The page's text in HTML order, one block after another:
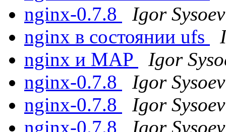
nginx-0.7.8
Igor Sysoev
nginx в состоянии ufs
nginx и MAP
Igor
nginx-0.7.8
Igor Sysoev
nginx-0.7.8
Igor Sysoev
nginx-0.7.8
Igor Sysoev